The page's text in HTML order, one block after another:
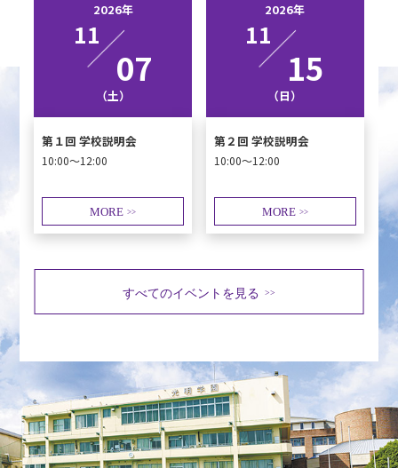
2026年
11
07
（土）
第１回 学校説明会
10:00～12:00
MORE >>
2026年
11
15
（日）
第２回 学校説明会
10:00～12:00
MORE >>
すべてのイベントを見る >>